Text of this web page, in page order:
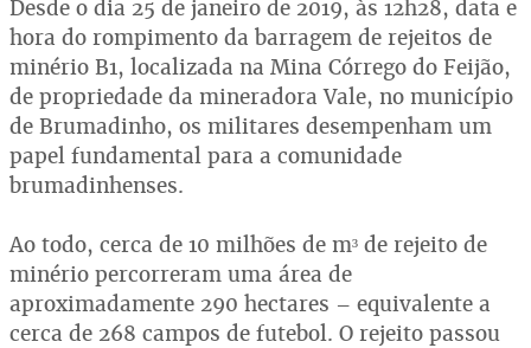
Desde o dia 25 de janeiro de 2019, às 12h28, data e
hora do rompimento da barragem de rejeitos de
minério B1, localizada na Mina Córrego do Feijão,
de propriedade da mineradora Vale, no município
de Brumadinho, os militares desempenham um
papel fundamental para a comunidade
brumadinhenses.
Ao todo, cerca de 10 milhões de m³ de rejeito de
minério percorreram uma área de
aproximadamente 290 hectares – equivalente a
cerca de 268 campos de futebol. O rejeito passou